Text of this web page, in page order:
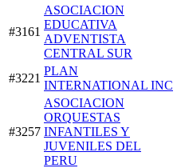
#3161
ASOCIACION
EDUCATIVA
ADVENTISTA
CENTRAL SUR
#3221
PLAN
INTERNATIONAL INC
#3257
ASOCIACION
ORQUESTAS
INFANTILES Y
JUVENILES DEL
PERU